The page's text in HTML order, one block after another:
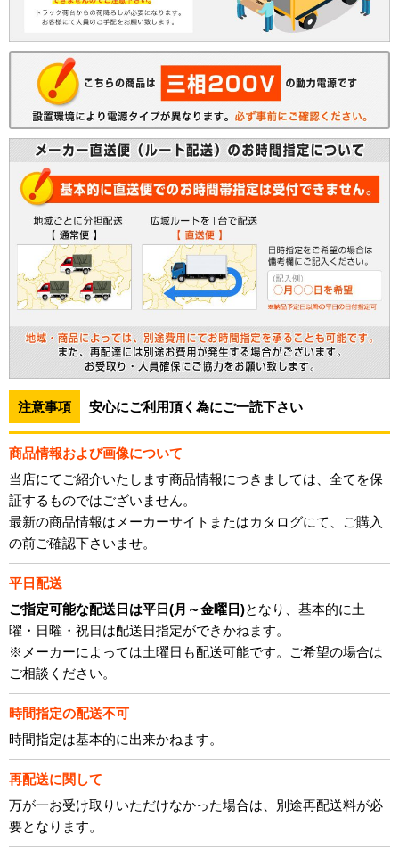
注意事項 安心にご利用頂く為にご一読下さい
商品情報および画像について
当店にてご紹介いたします商品情報につきましては、全てを保
証するものではございません。
最新の商品情報はメーカーサイトまたはカタログにて、ご購入
の前ご確認下さいませ。
平日配送
ご指定可能な配送日は平日(月～金曜日)となり、基本的に土
曜・日曜・祝日は配送日指定ができかねます。
※メーカーによっては土曜日も配送可能です。ご希望の場合は
ご相談ください。
時間指定の配送不可
時間指定は基本的に出来かねます。
再配送に関して
万が一お受け取りいただけなかった場合は、別途再配送料が必
要となります。